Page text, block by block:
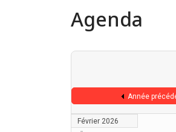
Agenda
Année
Février 2026